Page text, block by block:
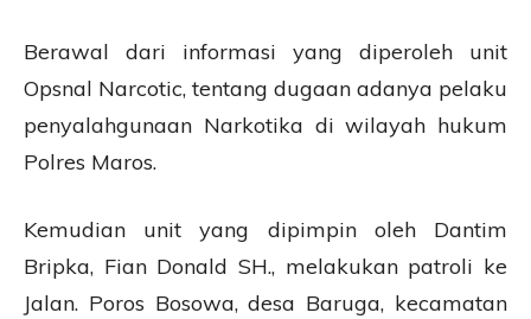
Berawal dari informasi yang diperoleh unit
Opsnal Narcotic, tentang dugaan adanya pelaku
penyalahgunaan Narkotika di wilayah hukum
Polres Maros.
Kemudian unit yang dipimpin oleh Dantim
Bripka, Fian Donald SH., melakukan patroli ke
Jalan. Poros Bosowa, desa Baruga, kecamatan